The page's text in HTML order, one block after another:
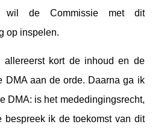
de Commissie met dit
op inspelen.
allereerst kort de inhoud en de
DMA aan de orde. Daarna ga ik
DMA: is het mededingingsrecht,
bespreek ik de toekomst van dit